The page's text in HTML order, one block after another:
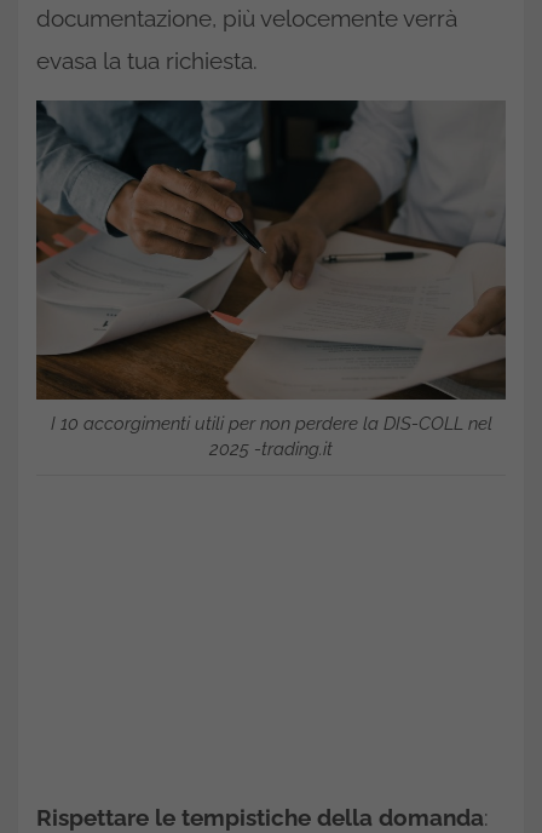
documentazione, più velocemente verrà
evasa la tua richiesta.
I 10 accorgimenti utili per non perdere la DIS-COLL nel
2025 -trading.it
Rispettare le tempistiche della domanda: